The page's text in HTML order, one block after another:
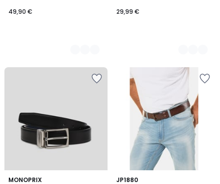
49,90 €
29,99 €
MONOPRIX
2
JP1880
4